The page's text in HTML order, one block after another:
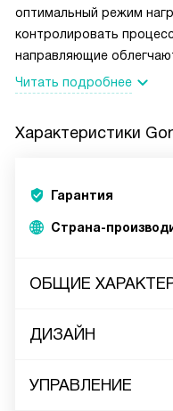
оптимальный режим
контролировать
направляющие
Читать подробнее
Характеристики
Гарантия
Страна-
ОБЩИЕ
ДИЗАЙН
УПРАВЛЕНИЕ